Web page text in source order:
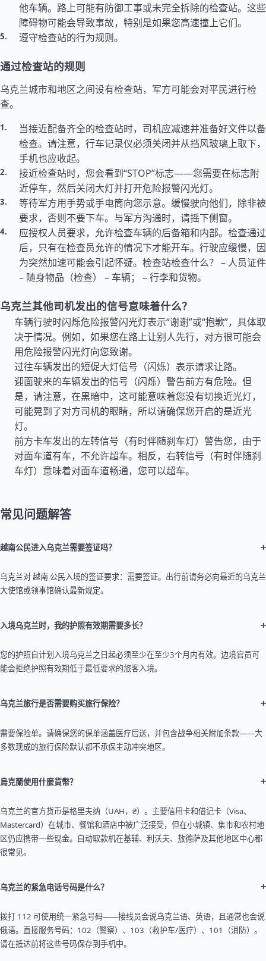
他车辆。路上可能有防御工事或未完全拆除的检查站。这些
障碍物可能会导致事故，特别是如果您高速撞上它们。
遵守检查站的行为规则。
通过检查站的规则
乌克兰城市和地区之间设有检查站，军方可能会对平民进行检
查。
当接近配备齐全的检查站时，司机应减速并准备好文件以备
检查。请注意，行车记录仪必须关闭并从挡风玻璃上取下，
手机也应收起。
接近检查站时，您会看到“STOP”标志——您需要在标志附
近停车，然后关闭大灯并打开危险报警闪光灯。
等待军方用手势或手电筒向您示意。缓慢驶向他们，除非被
要求，否则不要下车。与军方沟通时，请摇下侧窗。
应授权人员要求，允许检查车辆的后备箱和内部。检查通过
后，只有在检查员允许的情况下才能开车。行驶应缓慢，因
为突然加速可能会引起怀疑。检查站检查什么？ – 人员证件
– 随身物品（检查） – 车辆； – 行李和货物。
乌克兰其他司机发出的信号意味着什么？
车辆行驶时闪烁危险报警闪光灯表示“谢谢”或“抱歉”，具体取
决于情况。例如，如果您在路上让别人先行，对方很可能会
用危险报警闪光灯向您致谢。
过往车辆发出的短促大灯信号（闪烁）表示请求让路。
迎面驶来的车辆发出的信号（闪烁）警告前方有危险。但
是，请注意，在黑暗中，这可能意味着您没有切换近光灯，
可能晃到了对方司机的眼睛，所以请确保您开启的是近光
灯。
前方卡车发出的左转信号（有时伴随刹车灯）警告您，由于
对面车道有车，不允许超车。相反，右转信号（有时伴随刹
车灯）意味着对面车道畅通，您可以超车。
常见问题解答
越南公民进入乌克兰需要签证吗？ +
乌克兰对 越南 公民入境的签证要求：需要签证。出行前请务必向最近的乌克兰
大使馆或领事馆确认最新规定。
入境乌克兰时，我的护照有效期需要多长？ +
您的护照自计划入境乌克兰之日起必须至少在至少3个月内有效。边境官员可
能会拒绝护照有效期低于最低要求的旅客入境。
乌克兰旅行是否需要购买旅行保险？ +
需要保险单。请确保您的保单涵盖医疗后送，并包含战争相关附加条款——大
多数现成的旅行保险默认都不承保主动冲突地区。
烏克蘭使用什麼貨幣？ +
乌克兰的官方货币是格里夫纳（UAH，₴）。主要信用卡和借记卡（Visa、
Mastercard）在城市、餐馆和酒店中被广泛接受，但在小城镇、集市和农村地
区仍应携带一些现金。自动取款机在基辅、利沃夫、敖德萨及其他地区中心都
很常见。
乌克兰的紧急电话号码是什么？ +
拨打 112 可使用统一紧急号码——接线员会说乌克兰语、英语，且通常也会说
俄语。直接服务号码：102（警察）、103（救护车/医疗）、101（消防）。
请在抵达前将这些号码保存到手机中。